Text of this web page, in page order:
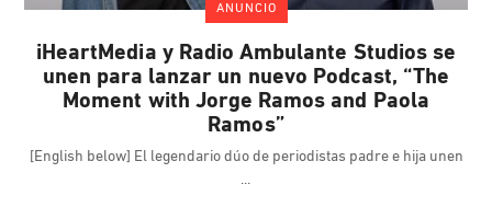
ANUNCIO
iHeartMedia y Radio Ambulante Studios se
unen para lanzar un nuevo Podcast, “The
Moment with Jorge Ramos and Paola
Ramos”
[English below] El legendario dúo de periodistas padre e hija unen